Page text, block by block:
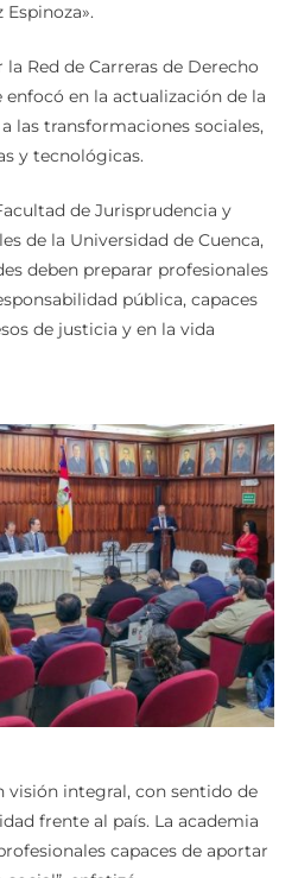
Red de Carreras de Derecho
enfocó en la actualización de la
las transformaciones sociales,
y tecnológicas.
de Jurisprudencia y
de la Universidad de Cuenca,
deben preparar profesionales
pública, capaces
de justicia y en la vida
visión integral, con sentido de
frente al país. La academia
capaces de aportar